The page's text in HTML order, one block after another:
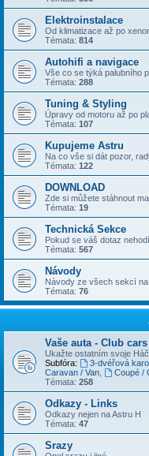
Elektroinstalace
Od klimatizace až po
Témata: 814
Autohifi a navigace
Vše co se týká palubního
Témata: 288
Tuning & Styling
Úpravy od motoru až po
Témata: 107
Kupujeme Astru
Na co vše si dát pozor,
Témata: 122
DOWNLOAD
Zde si můžete stáhnout
Témata: 19
Technická Sekce
Pokud se váš dotaz
Témata: 567
Návody
Návody ze všech sekcí
Témata: 76
Vaše auta - Club cars
Ukažte ostatním svoje
Subfóra:
3-dvéřová
Caravan / Van
Coupé /
Témata: 258
Odkazy - Links
Odkazy nejen na Astru H
Témata: 47
Srazy